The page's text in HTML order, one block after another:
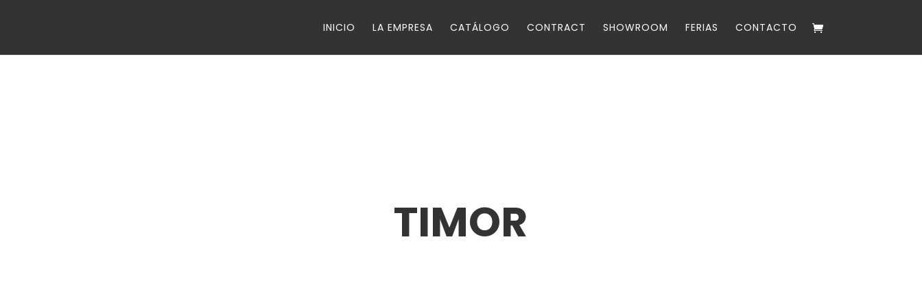
INICIO LA EMPRESA CATÁLOGO CONTRACT SHOWROOM FERIAS CONTACTO
TIMOR